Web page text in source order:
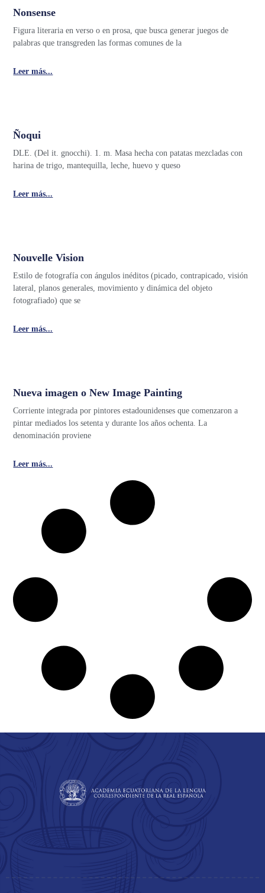
Nonsense
Figura literaria en verso o en prosa, que busca generar juegos de
palabras que transgreden las formas comunes de la
Leer más...
Ñoqui
DLE. (Del it. gnocchi). 1. m. Masa hecha con patatas mezcladas con
harina de trigo, mantequilla, leche, huevo y queso
Leer más...
Nouvelle Vision
Estilo de fotografía con ángulos inéditos (picado, contrapicado, visión
lateral, planos generales, movimiento y dinámica del objeto
fotografiado) que se
Leer más...
Nueva imagen o New Image Painting
Corriente integrada por pintores estadounidenses que comenzaron a
pintar mediados los setenta y durante los años ochenta. La
denominación proviene
Leer más...